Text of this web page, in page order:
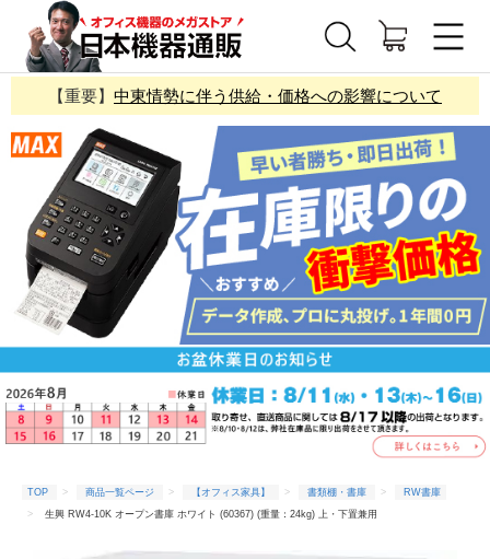
【重要】 中東情勢に伴う供給・価格への影響について
TOP 商品一覧ページ 【オフィス家具】 書類棚・書庫
RW書庫
生興 RW4-10K オープン書庫 ホワイト (60367) (重量：24kg) 上・下置兼用